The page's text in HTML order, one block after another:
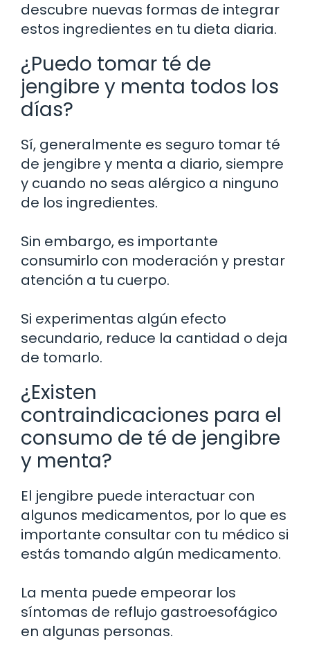
descubre nuevas formas de integrar
estos ingredientes en tu dieta diaria.
¿Puedo tomar té de
jengibre y menta todos los
días?
Sí, generalmente es seguro tomar té
de jengibre y menta a diario, siempre
y cuando no seas alérgico a ninguno
de los ingredientes.
Sin embargo, es importante
consumirlo con moderación y prestar
atención a tu cuerpo.
Si experimentas algún efecto
secundario, reduce la cantidad o deja
de tomarlo.
¿Existen
contraindicaciones para el
consumo de té de jengibre
y menta?
El jengibre puede interactuar con
algunos medicamentos, por lo que es
importante consultar con tu médico si
estás tomando algún medicamento.
La menta puede empeorar los
síntomas de reflujo gastroesofágico
en algunas personas.